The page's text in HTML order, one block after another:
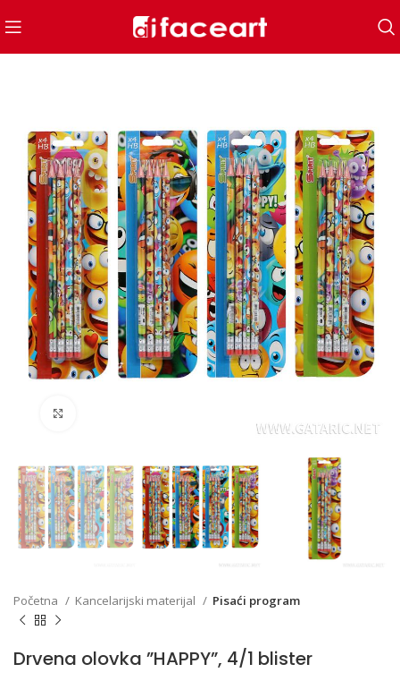
Početna Kancelarijski materijal Pisaći program
Drvena olovka ”HAPPY”, 4/1 blister